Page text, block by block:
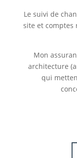
Le suivi de
site et comptes
Mon
architecture
qui